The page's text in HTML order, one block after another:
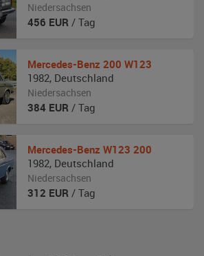
Niedersachsen
456 EUR / Tag
Mercedes-Benz 200 W123
1982, Deutschland
Niedersachsen
384 EUR / Tag
Mercedes-Benz W123 200
1982, Deutschland
Niedersachsen
312 EUR / Tag